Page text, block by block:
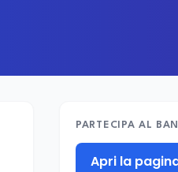
PARTECIPA AL
Apri la